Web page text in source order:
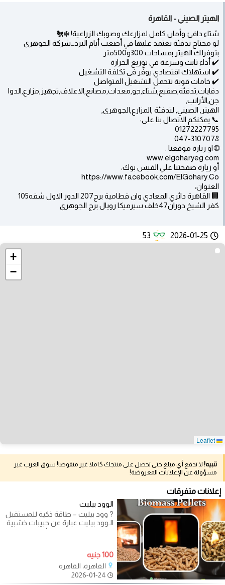
الهيتر الصيني - القاهرة
شتاء دافئ وأمان كامل لمزارعك وصوبك الزراعية! ❄️🐔
لو محتاج تدفئة تعتمد عليها في أصعب أيام البرد…شركة الجوهرى
بتوفرلك الهيتر بمساحات 300و500متر
✔️ أداء ثابت وسرعة في توزيع الحرارة
✔️ استهلاك اقتصادي يوفّر في تكلفة التشغيل
✔️ خامات قوية تتحمل التشغيل المتواصل
دفايات,تدفئة,صقيع,شتاء,جو,معدات,مصانع,الاعلاف,تجهيز,مزارع,الدوا
جن,الأرانب,
الهيتر, الصيني, لتدفئة ,المزارع,الجوهرى,
📞 يمكنكم الاتصال بنا على:
01272227795
047-3107078
🌐 او زيارة موقعنا :
www.elgoharyeg.com
أو زيارة صفحتنا علي الفيس بوك:
https://www.facebook.com/ElGohary.Co
العنوان:
🏢 القاهرة دائري المعادي وان قطامية برج207 الدور الاول شقه105
كفر الشيخ دوران47خلف سيرميكا رويال برج الجوهري
2026-01-25
53
+
−
تنبيه! لا تدفع أي مبلغ حتى تحصل على منتجك كاملا غير منقوصا! سوق العرب غير
مسؤولة عن الإعلانات المعروضة!
إعلانات متفرقات
الوود بيليت
? وود بيليت – طاقة ذكية للمستقبل
الـوود بيليت عبارة عن حبيبات خشبية
مضغوطة صديقة للبيئة، مصممة
100 جنيه
القاهرة، القاهره